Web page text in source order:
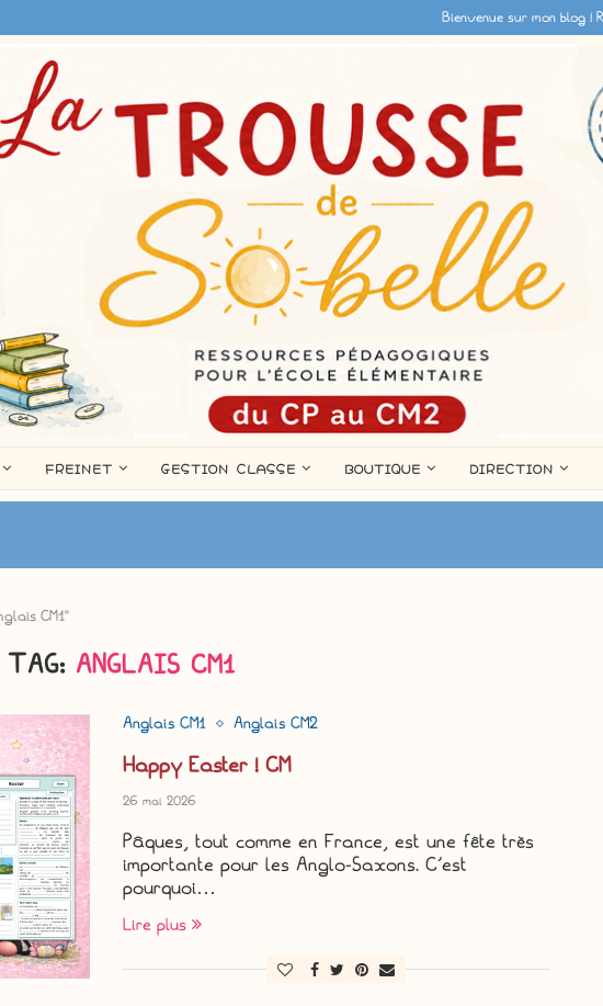
Bienvenue sur mon blog !
FREINET GESTION CLASSE BOUTIQUE DIRECTION
CM1"
TAG: ANGLAIS CM1
Anglais CM1 Anglais CM2
Happy Easter ! CM
26 mai 2026
Pâques, tout comme en France, est une fête très
importante pour les Anglo-Saxons. C’est
pourquoi…
Lire plus